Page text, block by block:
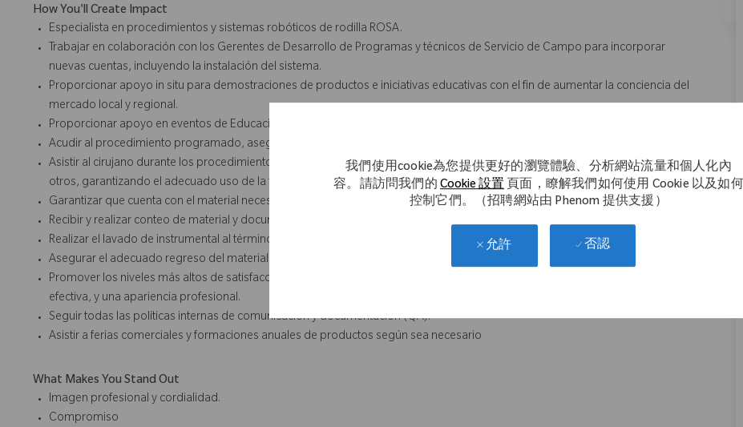
我們使用cookie為您提供更好的瀏覽體驗、分析網站流量和個人化內
容。請訪問我們的 Cookie 設置 頁面，瞭解我們如何使用 Cookie 以及如何
控制它們。（招聘網站由 Phenom 提供支援）
允許 否認
How You'll Create Impact
Especialista en procedimientos y sistemas robóticos de rodilla ROSA.
Trabajar en colaboración con los Gerentes de Desarrollo de Programas y técnicos de Servicio de Campo para incorporar
nuevas cuentas, incluyendo la instalación del sistema.
Proporcionar apoyo in situ para demostraciones de productos e iniciativas educativas con el fin de aumentar la conciencia del
mercado local y regional.
Proporcionar apoyo en eventos de Educación Médica según sea necesario.
Acudir al procedimiento programado, asegurando su presencia 60 minutos antes del horario programado.
Asistir al cirujano durante los procedimientos de reemplazo articular, revisiones, retiros, medicina del deporte, columna, entre
otros, garantizando el adecuado uso de la técnica.
Garantizar que cuenta con el material necesario para asistir el procedimiento.
Recibir y realizar conteo de material y documentar su uso, así como hallazgos sobre el mismo.
Realizar el lavado de instrumental al término de la cirugía y asegurar el adecuado proceso de la CEyE.
Asegurar el adecuado regreso del material de acuerdo con la instrucción o protocolo de la compañía.
Promover los niveles más altos de satisfacción del cliente mediante una respuesta rápida a las consultas, comunicación clara y
efectiva, y una apariencia profesional.
Seguir todas las políticas internas de comunicación y documentación (QA).
Asistir a ferias comerciales y formaciones anuales de productos según sea necesario
What Makes You Stand Out
Imagen profesional y cordialidad.
Compromiso